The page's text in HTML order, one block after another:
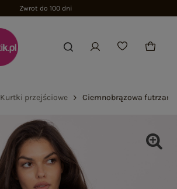
Zwrot do 100 dni
Kurtki przejściowe Ciemnobrązowa futrzana